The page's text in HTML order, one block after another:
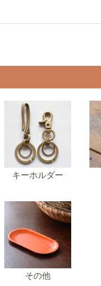
キーホルダー
その他